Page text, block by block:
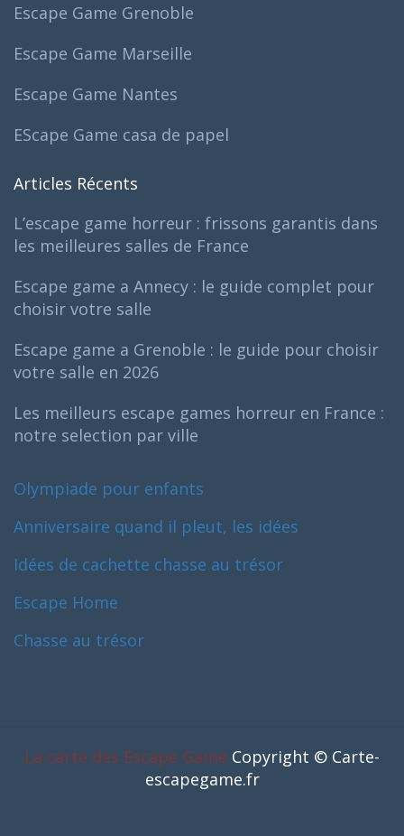
Escape Game Grenoble
Escape Game Marseille
Escape Game Nantes
EScape Game casa de papel
Articles Récents
L’escape game horreur : frissons garantis dans
les meilleures salles de France
Escape game a Annecy : le guide complet pour
choisir votre salle
Escape game a Grenoble : le guide pour choisir
votre salle en 2026
Les meilleurs escape games horreur en France :
notre selection par ville
Olympiade pour enfants
Anniversaire quand il pleut, les idées
Idées de cachette chasse au trésor
Escape Home
Chasse au trésor
La carte des Escape Game Copyright © Carte-
escapegame.fr